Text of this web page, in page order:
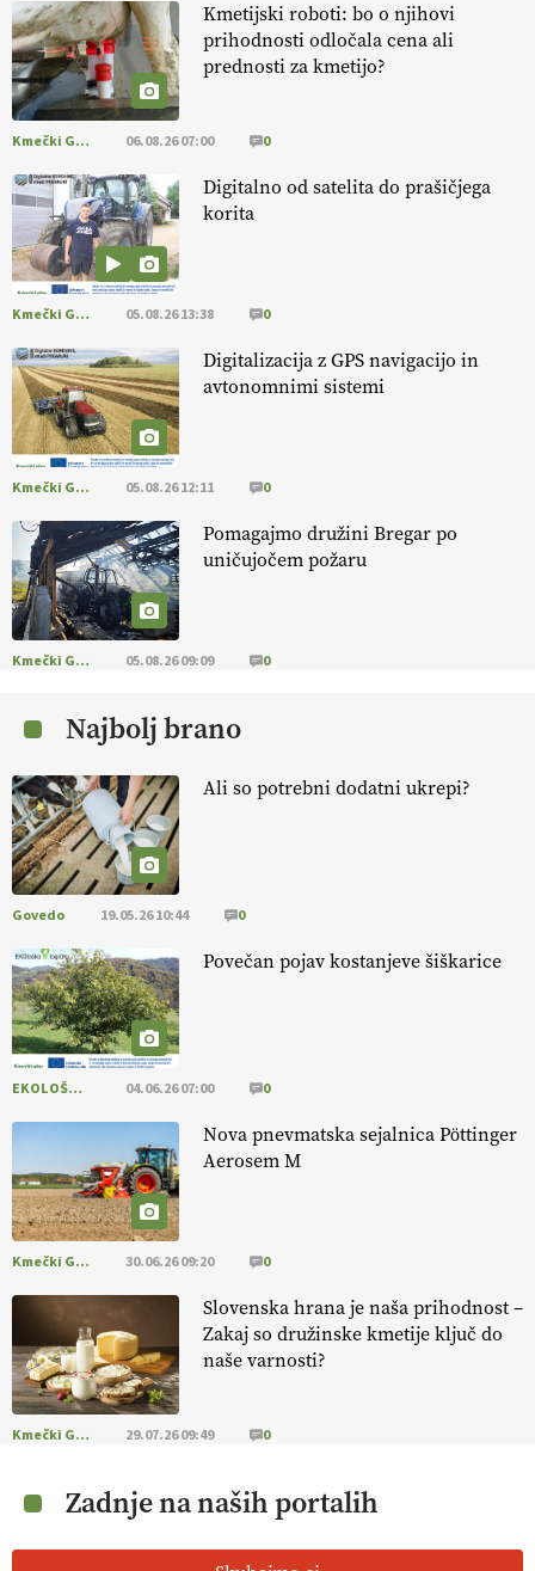
EKOloško = logično: ekološka kmetija
HOMAR
EKOloško = logično: VLOG Ekološko
kmetijstvo brez škropljenja?
EKOloško = logično: ekološka kmetija
ALTENBAHER
EKOloško = logično: ekološko oljarstvo
MORGAN
EKOloško = logično: ekološka kmetija
FREŠER
KMETIJSKA LIGA PRVAKOV: POMLADITEV
KMETIJSKE EKIPE
KMETIJSKA LIGA PRVAKOV: UKRAJINA vs.
EVROPA
EKOloško = logično: ekološka kmetija
EKOloško = logično: VLOG Okus je
pomembnejši od izgleda
EKOloško = logično: ekološka kmetija PR'
Kmetijski roboti: bo o njihovi
prihodnosti odločala cena ali
prednosti za kmetijo?
Kmečki Glas 06.08.26 07:00 0
Digitalno od satelita do prašičjega
korita
Kmečki Glas 05.08.26 13:38 0
Digitalizacija z GPS navigacijo in
avtonomnimi sistemi
Kmečki Glas 05.08.26 12:11 0
Pomagajmo družini Bregar po
uničujočem požaru
Kmečki Glas 05.08.26 09:09 0
Najbolj brano
Ali so potrebni dodatni ukrepi?
Govedo 19.05.26 10:44 0
Povečan pojav kostanjeve šiškarice
EKOLOŠKO LOGIČNO 04.06.26 07:00 0
Nova pnevmatska sejalnica Pöttinger
Aerosem M
Kmečki Glas 30.06.26 09:20 0
Slovenska hrana je naša prihodnost –
Zakaj so družinske kmetije ključ do
naše varnosti?
Kmečki Glas 29.07.26 09:49 0
Zadnje na naših portalih